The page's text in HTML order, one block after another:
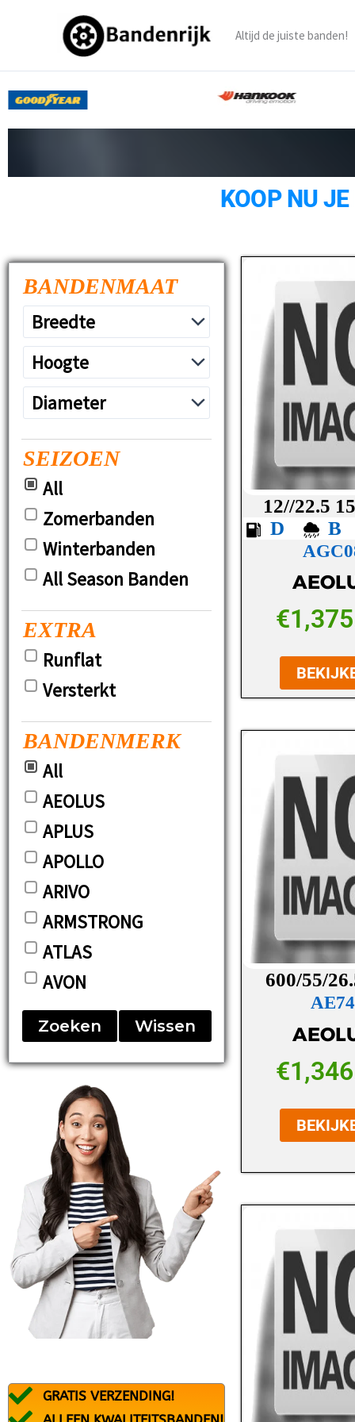
inhoud
Altijd de juiste banden!
KOOP NU
BANDENMAAT
SEIZOEN
All
Zomerbanden
Winterbanden
All Season Banden
EXTRA
Runflat
Versterkt
BANDENMERK
All
AEOLUS
APLUS
APOLLO
ARIVO
ARMSTRONG
ATLAS
AVON
BARUM
BF-GOODRICH
BFGOODRICH
BLACK ARROW
BRIDGESTONE
CONTINENTAL
DEBICA
DUNLOP
DURATURN
FALKEN
FEDERAL
FIREMAX
FORTUNA
Zoeken Wissen
GRATIS VERZENDING!
12//22.5
D
B
€
600/55/
AE74
€